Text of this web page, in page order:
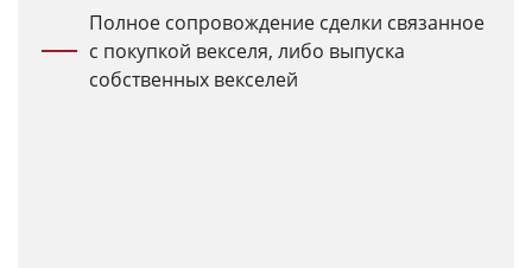
Полное сопровождение сделки связанное
с покупкой векселя, либо выпуска
собственных векселей